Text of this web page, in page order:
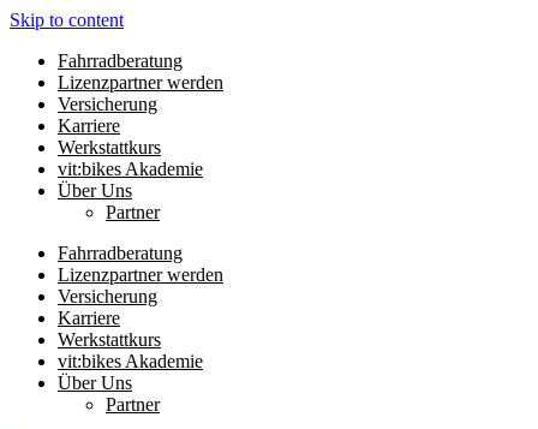
Skip to content
Fahrradberatung
Lizenzpartner werden
Versicherung
Karriere
Werkstattkurs
vit:bikes Akademie
Über Uns
Partner
Fahrradberatung
Lizenzpartner werden
Versicherung
Karriere
Werkstattkurs
vit:bikes Akademie
Über Uns
Partner